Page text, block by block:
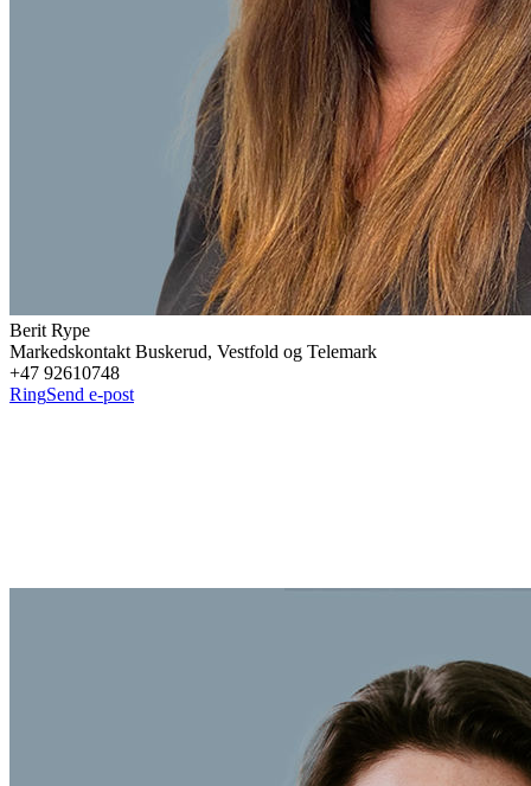
Berit Rype
Markedskontakt Buskerud, Vestfold og Telemark
+47 92610748
RingSend e-post